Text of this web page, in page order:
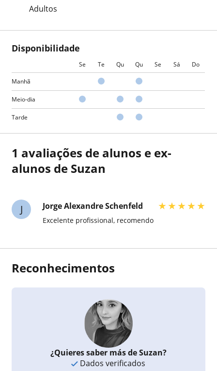
Adultos
Disponibilidade
Se Te Qu Qu Se Sá Do
Manhã
Meio-dia
Tarde
1 avaliações de alunos e ex-
alunos de Suzan
J Jorge Alexandre Schenfeld ★★★★★
Excelente profissional, recomendo
Reconhecimentos
¿Quieres saber más de Suzan?
Dados verificados